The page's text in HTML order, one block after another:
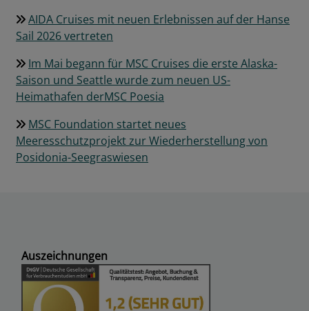
AIDA Cruises mit neuen Erlebnissen auf der Hanse
Sail 2026 vertreten
Im Mai begann für MSC Cruises die erste Alaska-
Saison und Seattle wurde zum neuen US-
Heimathafen derMSC Poesia
MSC Foundation startet neues
Meeresschutzprojekt zur Wiederherstellung von
Posidonia-Seegraswiesen
Auszeichnungen